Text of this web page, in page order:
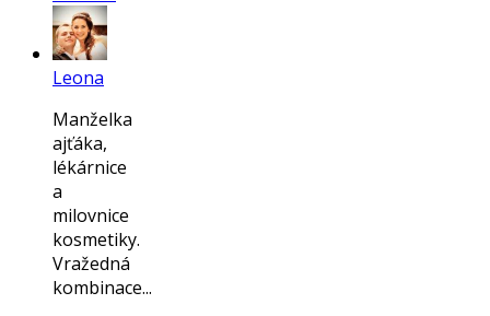
Leona
Manželka
ajťáka,
lékárnice
a
milovnice
kosmetiky.
Vražedná
kombinace...